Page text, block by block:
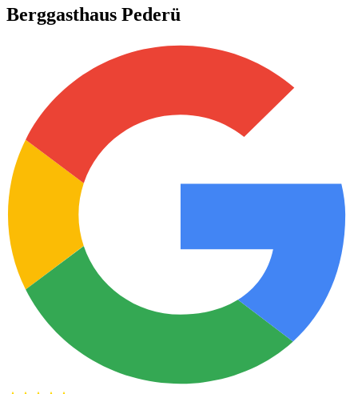
Berggasthaus Pederü